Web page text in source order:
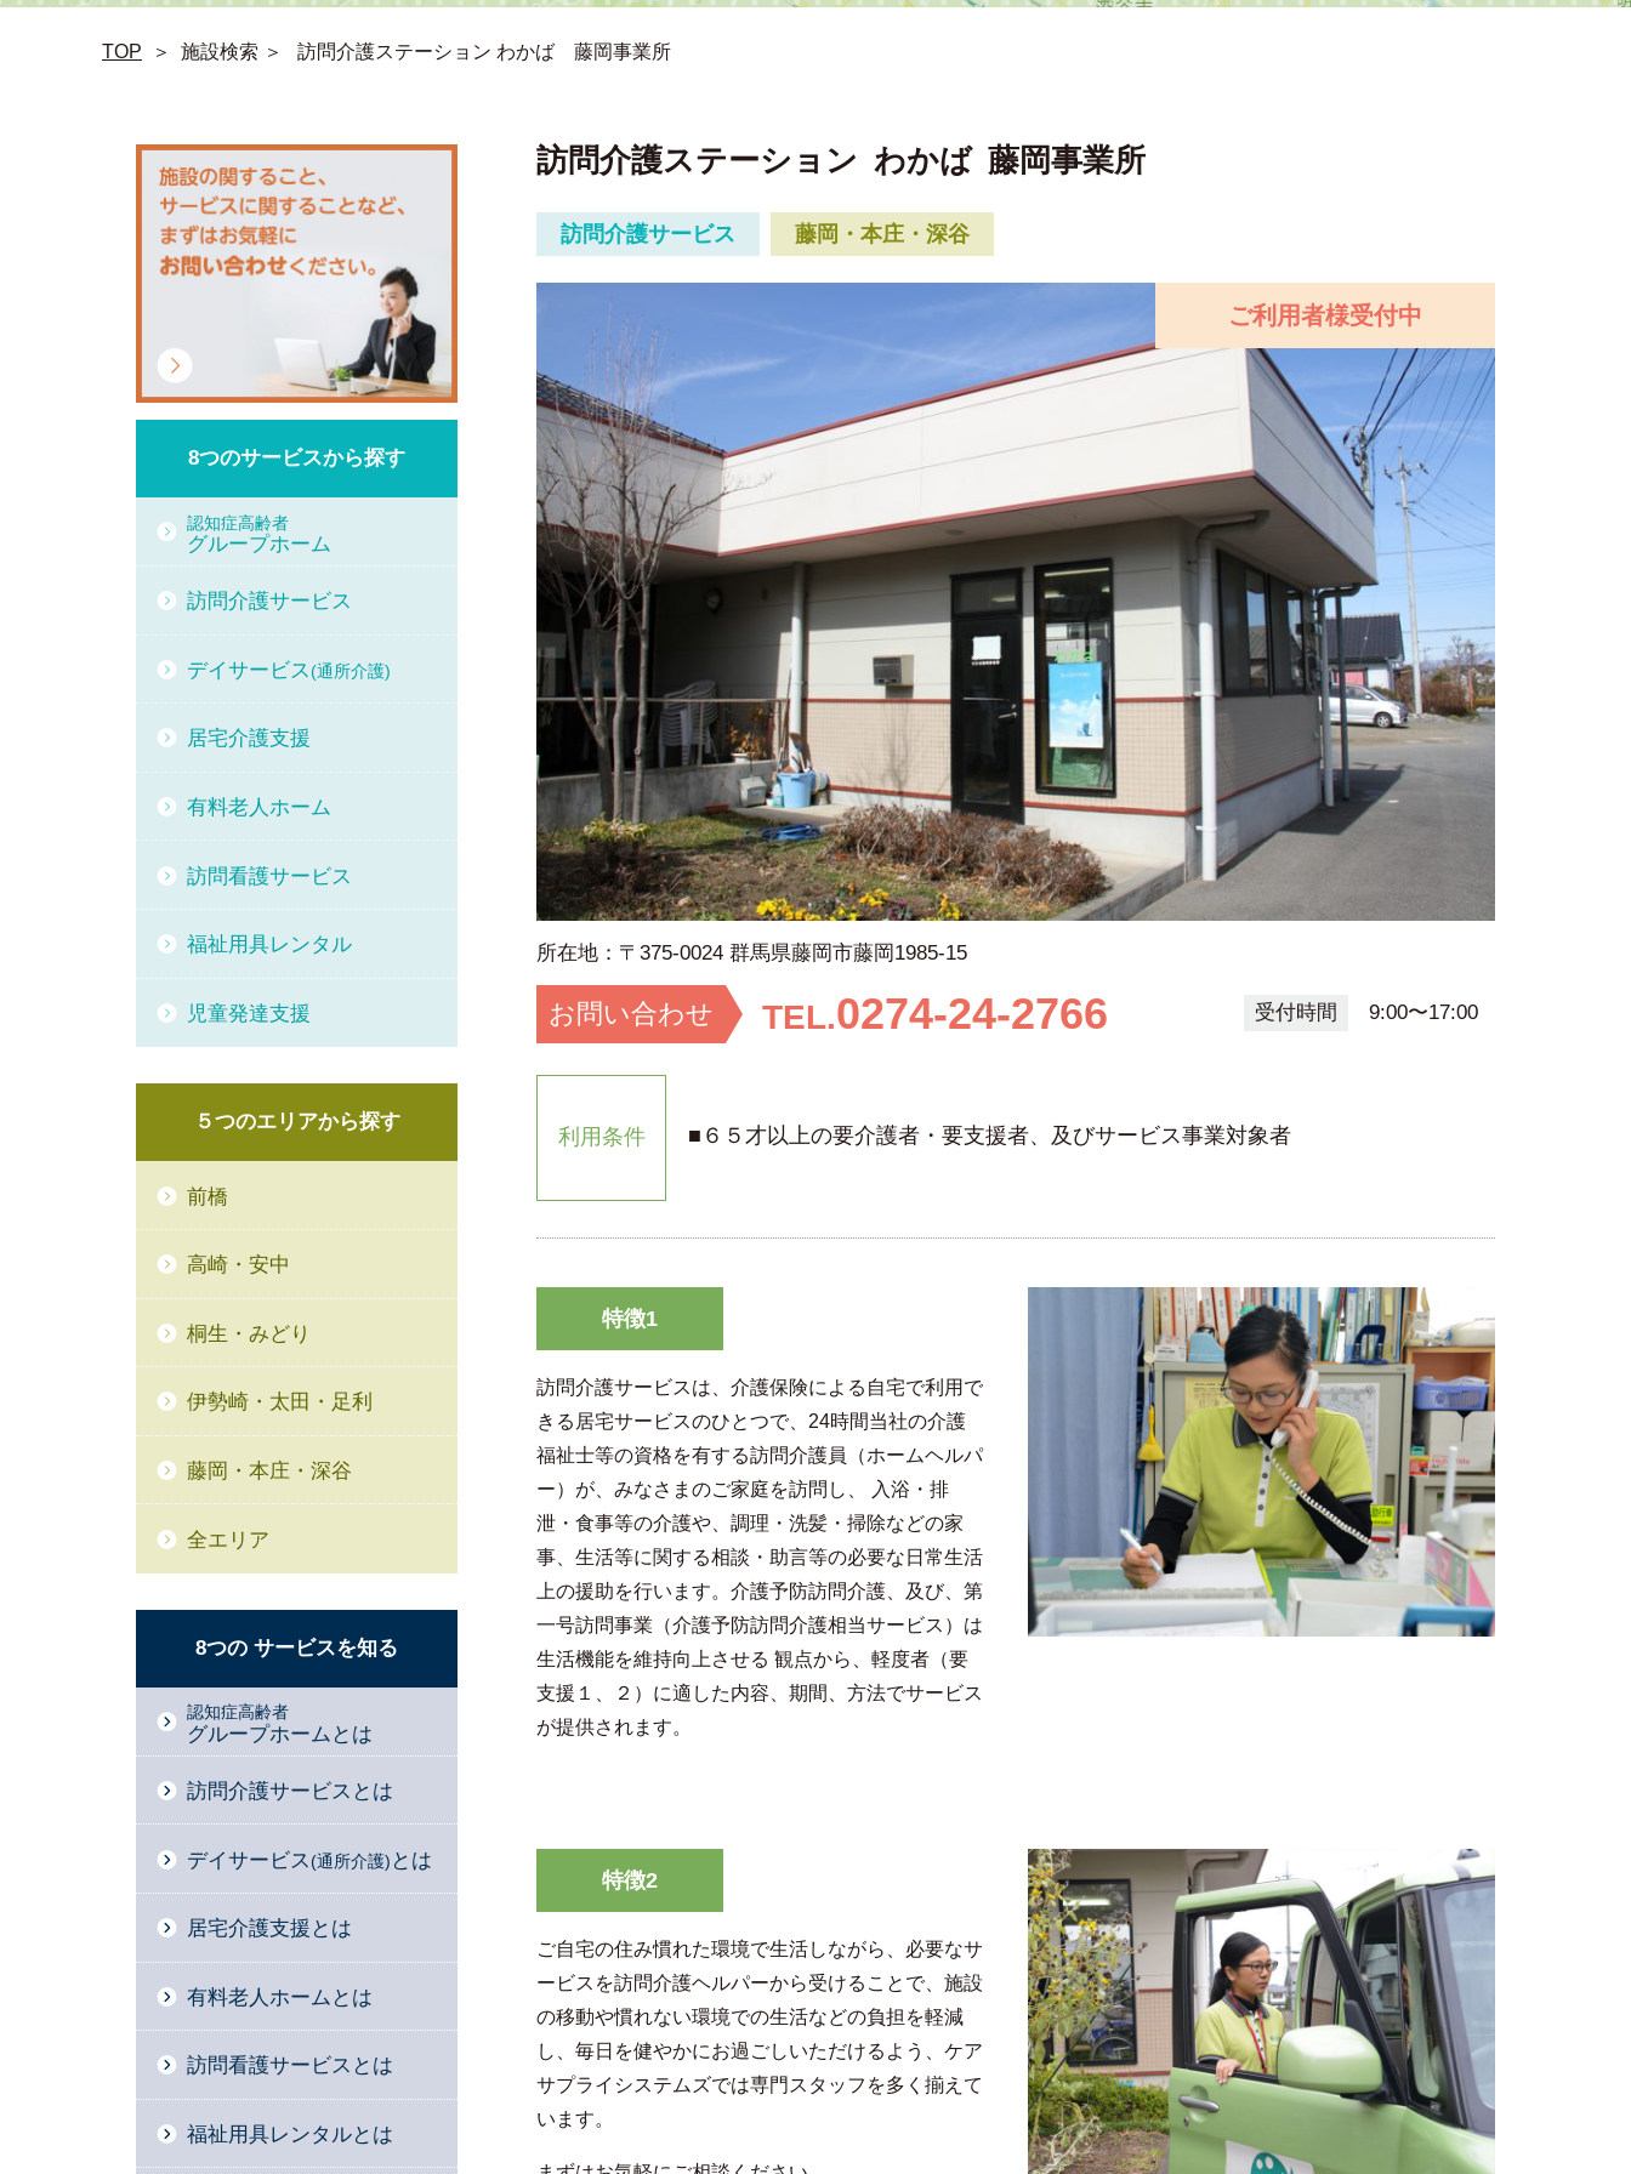
TOP ＞ 施設検索 ＞ 訪問介護ステーション わかば 藤岡事業所
訪問介護ステーション わかば 藤岡事業所
訪問介護サービス 藤岡・本庄・深谷
所在地： 〒375-0024 群馬県藤岡市藤岡1985-15
ご利用者様受付中
お問い合わせ TEL.0274-24-2766 受付時間 9:00〜17:00
利用条件 ■６５才以上の要介護者・要支援者、及びサービス事業対象者
特徴1
訪問介護サービスは、介護保険による自宅で利用で
きる居宅サービスのひとつで、24時間当社の介護
福祉士等の資格を有する訪問介護員（ホームヘルパ
ー）が、みなさまのご家庭を訪問し、 入浴・排
泄・食事等の介護や、調理・洗髪・掃除などの家
事、生活等に関する相談・助言等の必要な日常生活
上の援助を行います。介護予防訪問介護、及び、第
一号訪問事業（介護予防訪問介護相当サービス）は
生活機能を維持向上させる 観点から、軽度者（要
支援１、２）に適した内容、期間、方法でサービス
が提供されます。
特徴2
ご自宅の住み慣れた環境で生活しながら、必要なサ
ービスを訪問介護ヘルパーから受けることで、施設
の移動や慣れない環境での生活などの負担を軽減
し、毎日を健やかにお過ごしいただけるよう、ケア
サプライシステムズでは専門スタッフを多く揃えて
います。
8つのサービスから探す
認知症高齢者
グループホーム
訪問介護サービス
デイサービス(通所介護)
居宅介護支援
有料老人ホーム
訪問看護サービス
福祉用具レンタル
児童発達支援
５つのエリアから探す
前橋
高崎・安中
桐生・みどり
伊勢崎・太田・足利
藤岡・本庄・深谷
全エリア
8つの サービスを知る
認知症高齢者
グループホームとは
訪問介護サービスとは
デイサービス (通所介護) とは
居宅介護支援とは
有料老人ホームとは
訪問看護サービスとは
福祉用具レンタルとは